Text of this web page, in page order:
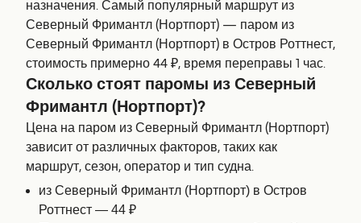
назначения. Самый популярный маршрут из
Северный Фримантл (Нортпорт) — паром из
Северный Фримантл (Нортпорт) в Остров Роттнест,
стоимость примерно 44 ₽, время переправы 1 час.
Сколько стоят паромы из Северный
Фримантл (Нортпорт)?
Цена на паром из Северный Фримантл (Нортпорт)
зависит от различных факторов, таких как
маршрут, сезон, оператор и тип судна.
из Северный Фримантл (Нортпорт) в Остров
Роттнест — 44 ₽